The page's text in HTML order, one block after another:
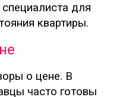
для
квартиры.
о цене. В
часто готовы